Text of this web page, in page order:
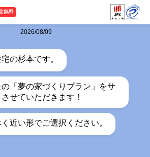
無料
2026/08/09
の杉本です。
の「夢の家づくりプラン」をサ
せていただきます！
近い形でご選択ください。